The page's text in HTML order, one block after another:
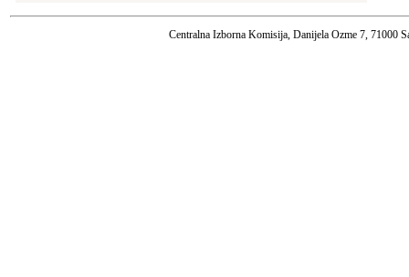
Centralna Izborna Komisija, Danijela Ozme 7, 71000